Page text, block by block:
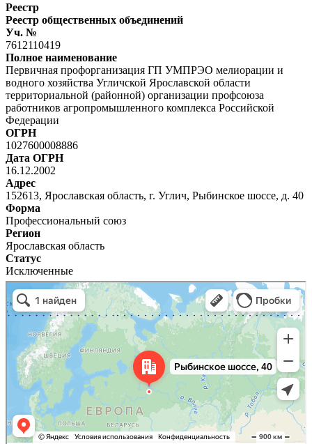
Реестр
Реестр общественных объединений
Уч. №
7612110419
Полное наименование
Первичная профорганизация ГП УМПРЭО мелиорации и
водного хозяйства Угличской Ярославской области
территориальной (районной) организации профсоюза
работников агропромышленного комплекса Российской
Федерации
ОГРН
1027600008886
Дата ОГРН
16.12.2002
Адрес
152613, Ярославская область, г. Углич, Рыбинское шоссе, д. 40
Форма
Профессиональный союз
Регион
Ярославская область
Статус
Исключенные